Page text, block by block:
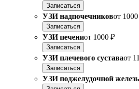
Записаться
УЗИ надпочечниковот
Записаться
УЗИ печениот 1000 ₽
Записаться
УЗИ плечевого суставаот
Записаться
УЗИ поджелудочной